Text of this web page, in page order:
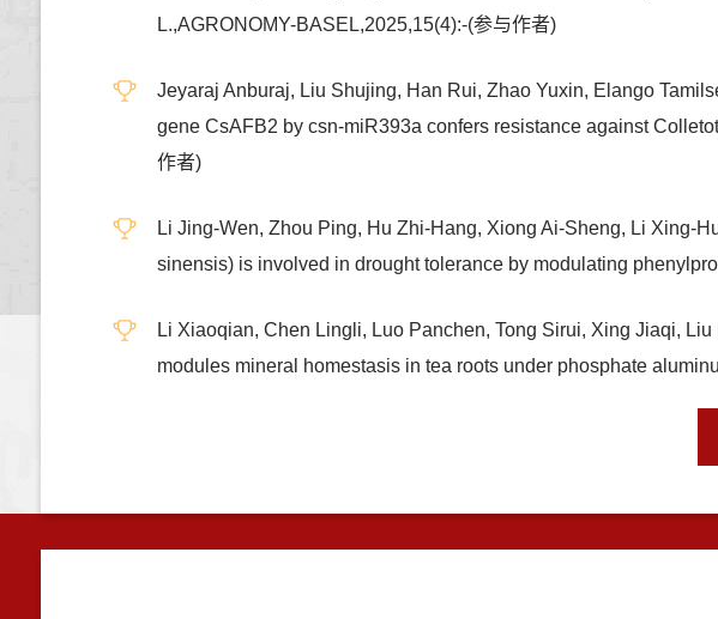
L.,AGRONOMY-BASEL,2025,15(4):-(参与作者)
Jeyaraj Anburaj, Liu Shujing, Han Rui, Zhao Yuxin, Elango
gene CsAFB2 by csn-miR393a confers resistance against
作者)
Li Jing-Wen, Zhou Ping, Hu Zhi-Hang, Xiong Ai-Sheng, Li Xing-
sinensis) is involved in drought tolerance by modulating
Li Xiaoqian, Chen Lingli, Luo Panchen, Tong Sirui, Xing Jiaqi,
modules mineral homestasis in tea roots under phosphate